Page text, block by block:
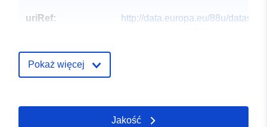
uriRef:
http://data.europa.eu/88u/dataset/
Typ:
Pokaż więcej
Jakość